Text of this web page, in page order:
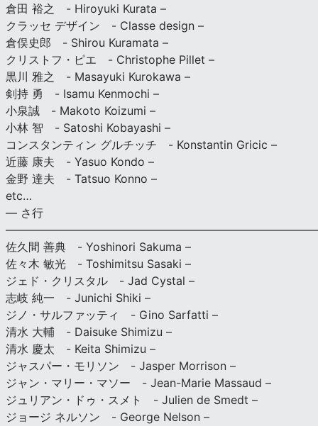
倉田 裕之 - Hiroyuki Kurata –
クラッセ デザイン - Classe design –
倉俣史郎 - Shirou Kuramata –
クリストフ・ピエ - Christophe Pillet –
黒川 雅之 - Masayuki Kurokawa –
剣持 勇 - Isamu Kenmochi –
小泉誠 - Makoto Koizumi –
小林 智 - Satoshi Kobayashi –
コンスタンティン グルチッチ - Konstantin Gricic –
近藤 康夫 - Yasuo Kondo –
金野 達夫 - Tatsuo Konno –
etc…
— さ行
佐久間 善典 - Yoshinori Sakuma –
佐々木 敏光 - Toshimitsu Sasaki –
ジェド・クリスタル - Jad Cystal –
志岐 純一 - Junichi Shiki –
ジノ・サルファッティ - Gino Sarfatti –
清水 大輔 - Daisuke Shimizu –
清水 慶太 - Keita Shimizu –
ジャスパー・モリソン - Jasper Morrison –
ジャン・マリー・マソー - Jean-Marie Massaud –
ジュリアン・ドゥ・スメト - Julien de Smedt –
ジョージ ネルソン - George Nelson –